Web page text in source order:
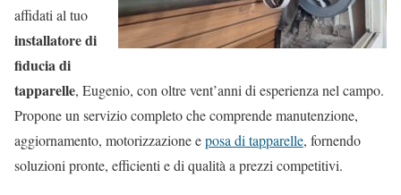
affidati al tuo
installatore di
fiducia di
tapparelle, Eugenio, con oltre vent’anni di esperienza nel campo.
Propone un servizio completo che comprende manutenzione,
aggiornamento, motorizzazione eposa di tapparelle, fornendo
soluzioni pronte, efficienti e di qualità a prezzi competitivi.